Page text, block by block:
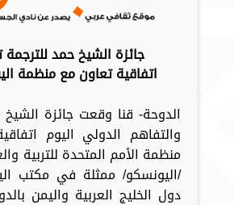
جائزة الشيخ حمد للترجمة
اتفاقية تعاون مع منظمة
الدوحة- قنا وقعت جائزة
والتفاهم الدولي اليوم
منظمة الأمم المتحدة للتربية
/اليونسكو/ ممثلة في مكتب
دول الخليج العربية واليمن